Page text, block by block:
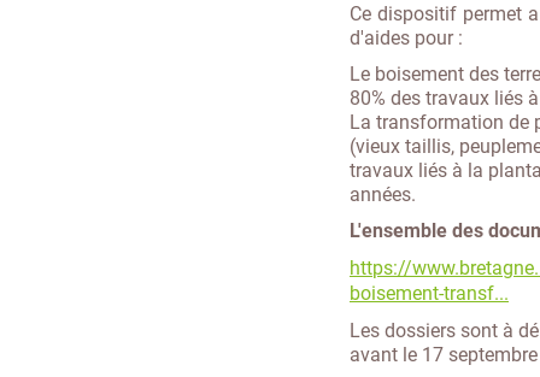
Ce dispositif permet
d'aides pour :
Le boisement des
80% des travaux liés
La transformation de
(vieux taillis,
travaux liés à la
années.
L'ensemble des
https://
boisement-transf...
Les dossiers sont à
avant le 17